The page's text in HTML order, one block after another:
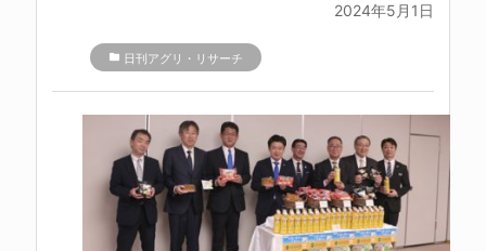
2024年5月1日
folder 日刊アグリ・リサーチ